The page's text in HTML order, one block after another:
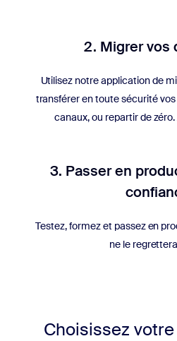
2. Migrer vos
Utilisez notre application de
transférer en toute sécurité
canaux, ou repartir de
3. Passer en
Testez, formez et passez en
ne le
Choisissez